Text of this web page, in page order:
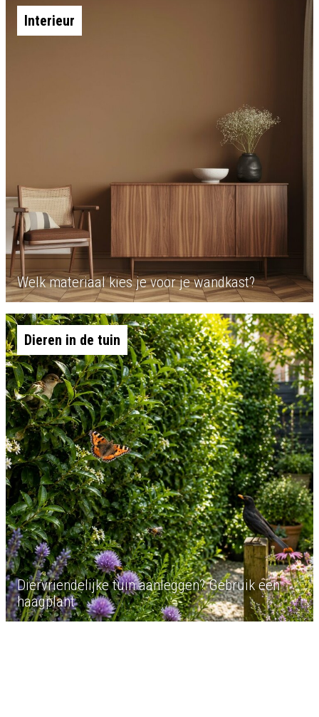
Interieur
Welk materiaal kies je voor je wandkast?
Dieren in de tuin
Diervriendelijke tuin aanleggen? Gebruik een
haagplant